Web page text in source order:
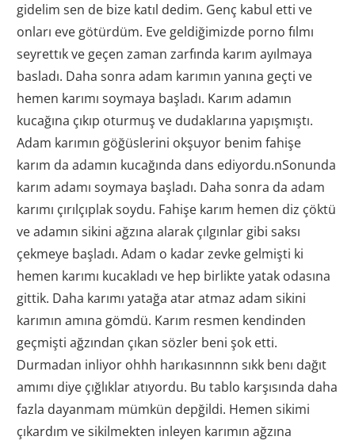
gidelim sen de bize katıl dedim. Genç kabul etti ve
onları eve götürdüm. Eve geldiğimizde porno fılmı
seyrettık ve geçen zaman zarfında karım ayılmaya
basladı. Daha sonra adam karımın yanına geçti ve
hemen karımı soymaya başladı. Karım adamın
kucağına çıkıp oturmuş ve dudaklarına yapışmıştı.
Adam karımın göğüslerini okşuyor benim fahişe
karım da adamın kucağında dans ediyordu.nSonunda
karım adamı soymaya başladı. Daha sonra da adam
karımı çırılçıplak soydu. Fahişe karım hemen diz çöktü
ve adamın sikini ağzına alarak çılgınlar gibi saksı
çekmeye başladı. Adam o kadar zevke gelmişti ki
hemen karımı kucakladı ve hep birlikte yatak odasına
gittik. Daha karımı yatağa atar atmaz adam sikini
karımın amına gömdü. Karım resmen kendinden
geçmişti ağzından çıkan sözler beni şok etti.
Durmadan inliyor ohhh harıkasınnnn sıkk benı dağıt
amımı diye çığlıklar atıyordu. Bu tablo karşısında daha
fazla dayanmam mümkün depğildi. Hemen sikimi
çıkardım ve sikilmekten inleyen karımın ağzına